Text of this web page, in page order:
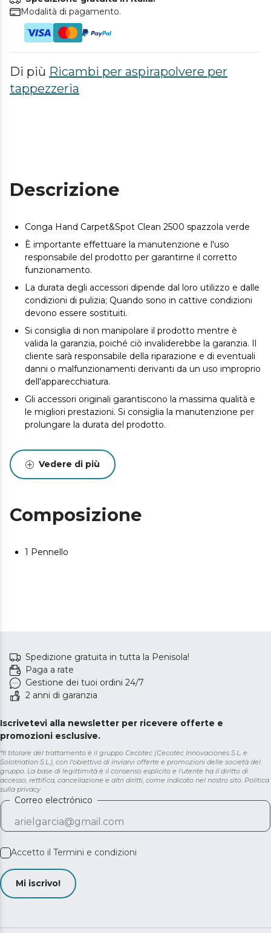
Modalità di pagamento.
Di più Ricambi per aspirapolvere per
tappezzeria
Descrizione
Conga Hand Carpet&Spot Clean 2500 spazzola verde
È importante effettuare la manutenzione e l'uso
responsabile del prodotto per garantirne il corretto
funzionamento.
La durata degli accessori dipende dal loro utilizzo e dalle
condizioni di pulizia; Quando sono in cattive condizioni
devono essere sostituiti.
Si consiglia di non manipolare il prodotto mentre è
valida la garanzia, poiché ciò invaliderebbe la garanzia. Il
cliente sarà responsabile della riparazione e di eventuali
danni o malfunzionamenti derivanti da un uso improprio
dell'apparecchiatura.
Gli accessori originali garantiscono la massima qualità e
le migliori prestazioni. Si consiglia la manutenzione per
prolungare la durata del prodotto.
Vedere di più
Composizione
1 Pennello
Spedizione gratuita in tutta la Penisola!
Paga a rate
Gestione dei tuoi ordini 24/7
2 anni di garanzia
Iscrivetevi alla newsletter per ricevere offerte e
promozioni esclusive.
*Il titolare del trattamento è il gruppo Cecotec (Cecotec Innovaciones S.L. e
Solotriatlon S.L.), con l'obiettivo di inviarvi offerte e promozioni delle società del
gruppo. La base di legittimità è il consenso esplicito e l'utente ha il diritto di
accesso, rettifica, cancellazione e altri diritti, come indicato nel nostro sito. Politica
sulla privacy
Correo electrónico
Accetto il Termini e condizioni
Mi iscrivo!